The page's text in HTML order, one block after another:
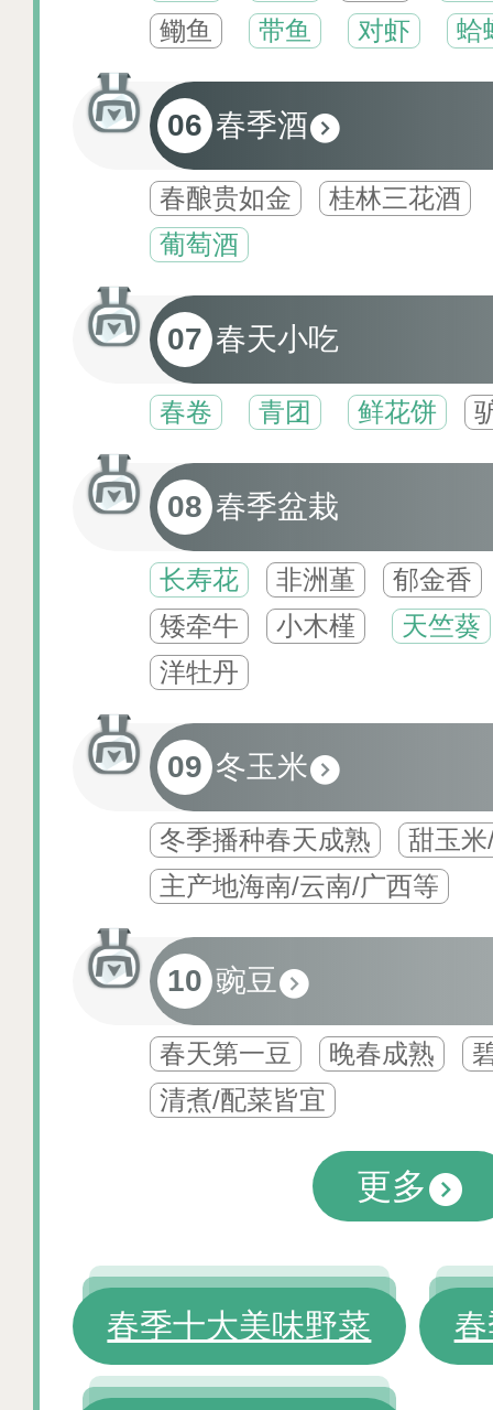
鳓鱼
带鱼 对虾 蛤
06 春季酒
春酿贵如金
桂林三花酒
葡萄酒
07 春天小吃
春卷 青团 鲜花饼
08 春季盆栽
长寿花 非洲堇
郁金香
矮牵牛
小木槿
天竺葵
洋牡丹
09 冬玉米
冬季播种春天成熟
甜玉
主产地海南/云南/广西等
10 豌豆
春天第一豆 晚春成熟
清煮/配菜皆宜
更多
春季十大美味野菜